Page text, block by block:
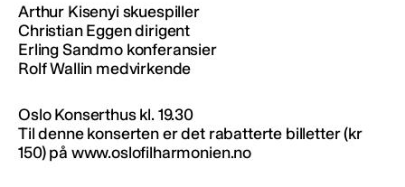
Arthur Kisenyi skuespiller
Christian Eggen dirigent
Erling Sandmo konferansier
Rolf Wallin medvirkende
Oslo Konserthus kl. 19.30
Til denne konserten er det rabatterte billetter (kr
150) på www.oslofilharmonien.no